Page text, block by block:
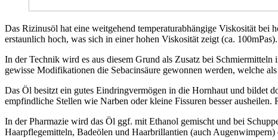
Das Rizinusöl hat eine weitgehend temperaturabhängige Viskosität
erstaunlich hoch, was sich in einer hohen Viskosität zeigt (ca.
In der Technik wird es aus diesem Grund als Zusatz bei
gewisse Modifikationen die Sebacinsäure gewonnen werden, welche
Das Öl besitzt ein gutes Eindringvermögen in die Hornhaut und bildet
empfindliche Stellen wie Narben oder kleine Fissuren besser
In der Pharmazie wird das Öl ggf. mit Ethanol gemischt und bei
Haarpflegemitteln, Badeölen und Haarbrillantien (auch Augenwimpern)